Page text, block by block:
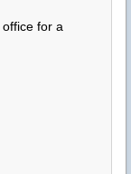
for a